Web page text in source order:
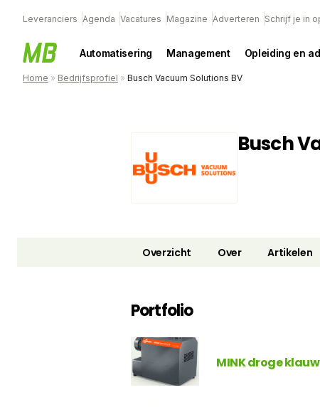
Leveranciers Agenda Vacatures Magazine Adverteren Schrijf je in
Automatisering Management Opleiding en
Home » Bedrijfsprofiel » Busch Vacuum Solutions BV
Busch
Overzicht Over Artikelen
Portfolio
MINK droge